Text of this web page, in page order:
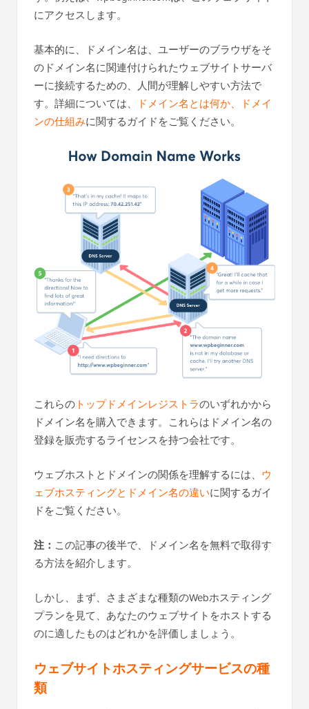
にアクセスします。
基本的に、ドメイン名は、ユーザーのブラウザをそ
のドメイン名に関連付けられたウェブサイトサーバ
ーに接続するための、人間が理解しやすい方法で
す。詳細については、
ドメイン名とは何か、ドメイ
ンの仕組みに関するガイドをご覧ください。
これらの トップドメインレジストラのいずれかから
ドメイン名を購入できます。これらはドメイン名の
登録を販売するライセンスを持つ会社です。
ウェブホストとドメインの関係を理解するには、 ウ
ェブホスティングとドメイン名の違いに関するガイ
ドをご覧ください。
注： この記事の後半で、ドメイン名を無料で取得す
る方法を紹介します。
しかし、まず、さまざまな種類のWebホスティング
プランを見て、あなたのウェブサイトをホストする
のに適したものはどれかを評価しましょう。
ウェブサイトホスティングサービスの種
類